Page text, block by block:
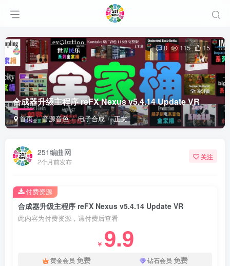
合成器升级主程序 reFX Nexus v5.4.14 Update VR
首页 音源音色 电子合成 正文
0 115 15
251编曲网
2个月前发布
关注
合成器升级主程序 reFX Nexus v5.4.14 Update VR
此内容为付费资源，请付费后查看
￥ 9.9
黄金会员 免费 钻石会员 免费
付费资源